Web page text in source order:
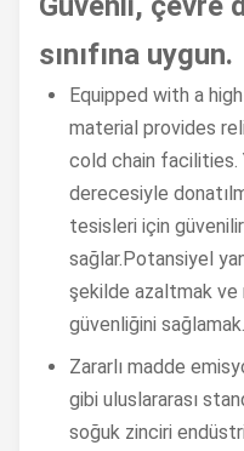
sınıfına uygun.
Equipped with a
material provides
cold chain facilities.
derecesiyle
tesisleri için
sağlar.Potansiyel
şekilde azaltmak ve
güvenliğini sağlamak.
Zararlı madde
gibi uluslararası
soğuk zinciri